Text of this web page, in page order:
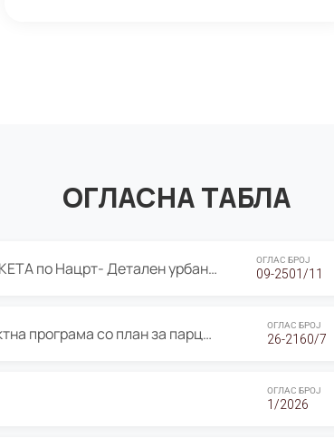
ОГЛАСНА ТАБЛА
ЈАВНА ПРЕЗЕНТАЦИЈА И ЈАВНА АНКЕТА по Нацрт- Детален урбанистички план Градска четврт Ј 05- Барутана, Општина Центар- Скопје, плански период 2025-2030 ОГЛАС БРОЈ
09-2501/11
ОГЛАС за Јавно излагање на Проектна програма со план за парцелација за Урбанистички проект со план за парцелација за спојување на ГП 20.12 и ГП 20.37 од Изменување и дополнување на Детален урбанистички план Буњаковец 2, Општина Центар – Скопје ОГЛАС БРОЈ
26-2160/7
ОГЛАС БРОЈ
1/2026